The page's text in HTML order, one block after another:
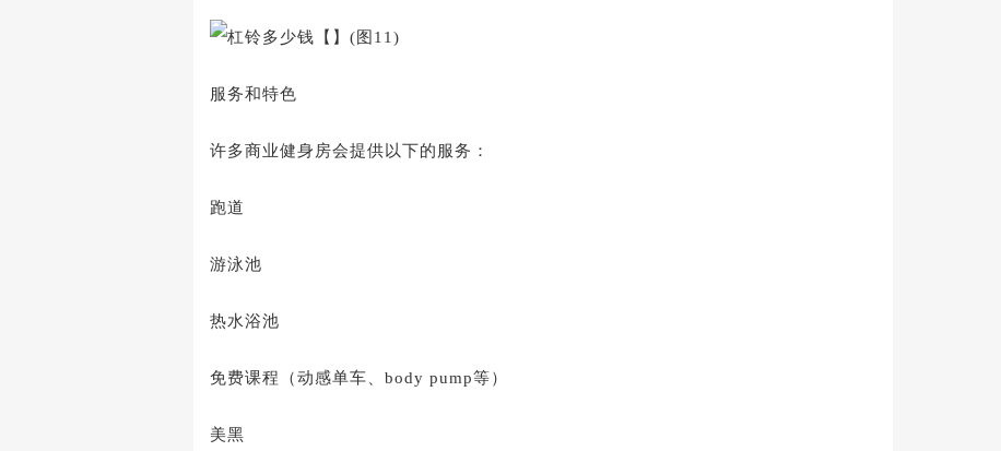
服务和特色
许多商业健身房会提供以下的服务：
跑道
游泳池
热水浴池
免费课程（动感单车、body pump等）
美黑